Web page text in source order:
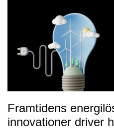
Framtidens
innovationer driver